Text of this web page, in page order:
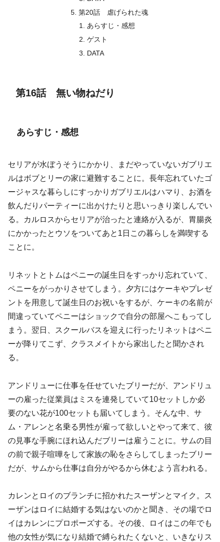
第20話 虐げられた魂
あらすじ・感想
ゲスト
DATA
第16話 無い物ねだり
あらすじ・感想
セリアが水ぼうそうにかかり、まだやっていないガブリエ
ルはボブとリーの家に避難することに。長年忘れていたゴ
ージャスな暮らしにすっかりガブリエルはハマり、お酒を
飲んだりパーティーに出かけたりと思いっきり楽しんでい
る。カルロスからセリアが治ったと連絡が入るが、胃腸炎
にかかったとウソをついてあと1日この暮らしを満喫する
ことに。
リネットとトムはペニーの誕生日をすっかり忘れていて、
ペニーをがっかりさせてしまう。夕方にはケーキやプレゼ
ントを用意して誕生日のお祝いをするが、ケーキの名前が
間違っていてペニーはショックで自分の部屋へこもってし
まう。翌日、スクールバスを迎えに行ったリネットはペニ
ーが降りてこず、クラスメイトから家出したと聞かされ
る。
アンドリューに仕事を任せていたブリーだが、アンドリュ
ーの雇った従業員はミスを連発していて10セットしか必
要のない花が100セットも届いてしまう。そんな中、サ
ム・アレンと名乗る男性が雇って欲しいとやって来て、彼
の見事な手腕にほれ込んだブリーは雇うことに。サムの目
の前で親子喧嘩をして家族の恥をさらしてしまったブリー
だが、サムから仕事は自分がやるから休むよう言われる。
カレンとロイのブランチに招かれたスーザンとマイク。ス
ーザンはロイに結婚する気はないのかと聞き、その場でロ
イはカレンにプロポーズする。その後、ロイはこの年でも
他の女性が気になり結婚で縛られたくないと、いきなりス